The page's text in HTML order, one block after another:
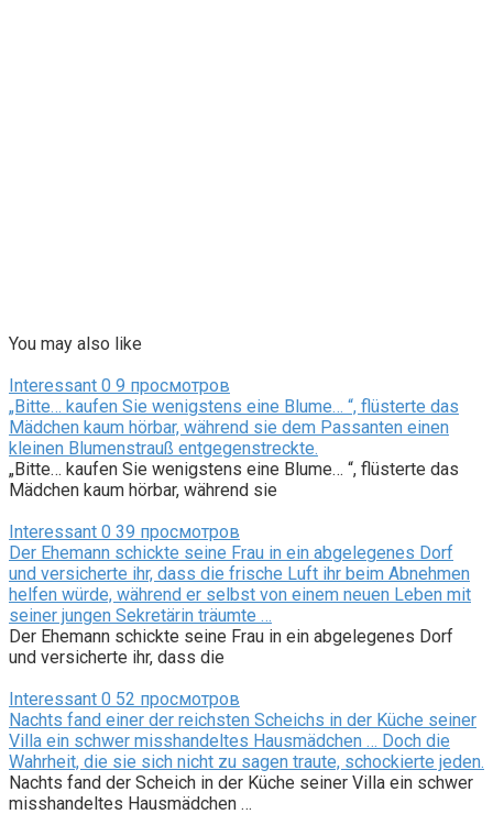
You may also like
Interessant 0 9 просмотров
„Bitte… kaufen Sie wenigstens eine Blume… “, flüsterte das
Mädchen kaum hörbar, während sie dem Passanten einen
kleinen Blumenstrauß entgegenstreckte.
„Bitte… kaufen Sie wenigstens eine Blume… “, flüsterte das
Mädchen kaum hörbar, während sie
Interessant 0 39 просмотров
Der Ehemann schickte seine Frau in ein abgelegenes Dorf
und versicherte ihr, dass die frische Luft ihr beim Abnehmen
helfen würde, während er selbst von einem neuen Leben mit
seiner jungen Sekretärin träumte …
Der Ehemann schickte seine Frau in ein abgelegenes Dorf
und versicherte ihr, dass die
Interessant 0 52 просмотров
Nachts fand einer der reichsten Scheichs in der Küche seiner
Villa ein schwer misshandeltes Hausmädchen … Doch die
Wahrheit, die sie sich nicht zu sagen traute, schockierte jeden.
Nachts fand der Scheich in der Küche seiner Villa ein schwer
misshandeltes Hausmädchen …